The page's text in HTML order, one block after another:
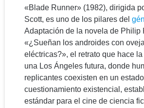
«Blade Runner» (1982), dirigida
Scott, es uno de los pilares del
Adaptación de la novela de Philip
«¿Sueñan los androides con
eléctricas?», el retrato que hace
una Los Ángeles futura, donde
replicantes coexisten en un
cuestionamiento existencial,
estándar para el cine de ciencia